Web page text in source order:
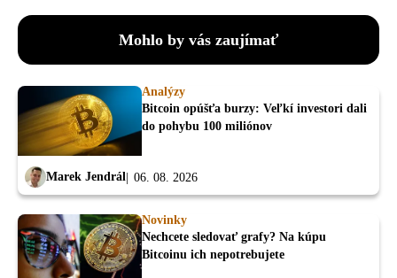
Mohlo by vás zaujímať
Analýzy
Bitcoin opúšťa burzy: Veľkí investori dali
do pohybu 100 miliónov
Marek Jendrál 06. 08. 2026
Novinky
Nechcete sledovať grafy? Na kúpu
Bitcoinu ich nepotrebujete